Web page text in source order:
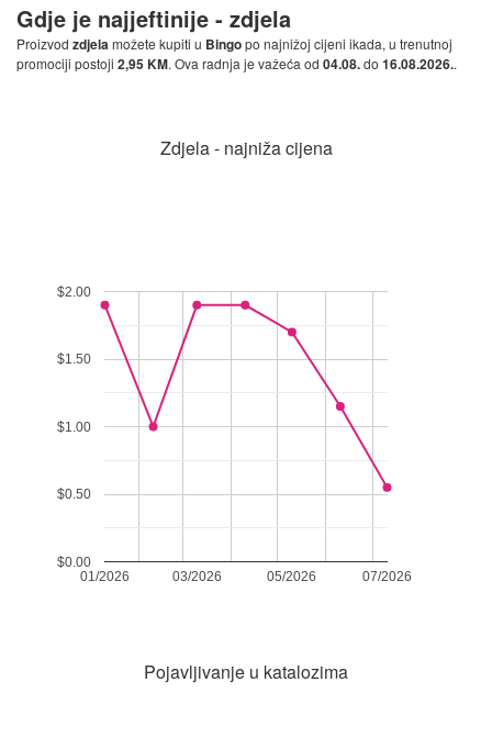
Gdje je najjeftinije - zdjela
Proizvod zdjelamožete kupiti u Bingopo najnižoj cijeni ikada, u trenutnoj
promociji postoji 2,95 KM. Ova radnja je važeća od 04.08.do 16.08.2026..
Zdjela - najniža cijena
01/2026 03/2026 05/2026 07/2026
$0.00
$0.50
$1.00
$1.50
$2.00
Pojavljivanje u katalozima